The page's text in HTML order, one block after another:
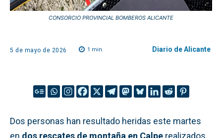
CONSORCIO PROVINCIAL BOMBEROS ALICANTE
5 de mayo de 2026 1 min. Diario de Alicante
Dos personas han resultado heridas este martes
en dos rescates de montaña en Calpe realizados